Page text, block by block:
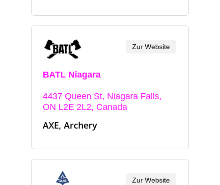
BATL Niagara
4437 Queen St, Niagara Falls,
ON L2E 2L2, Canada
AXE, Archery
Zur Website
Zur Website